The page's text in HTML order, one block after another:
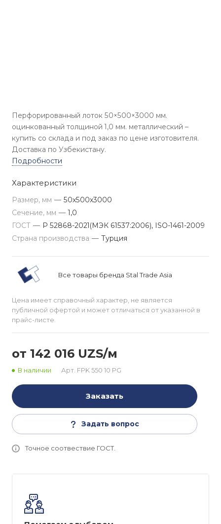
Перфорированный лоток 50×500×3000 мм.
оцинкованный толщиной 1,0 мм. металлический –
купить со склада и под заказ по цене изготовителя.
Доставка по Узбекистану.
Подробности
Характеристики
Размер, мм — 50x500x3000
Сечение, мм — 1,0
ГОСТ — Р 52868-2021(МЭК 61537:2006), ISO-1461-2009
Страна производства — Турция
Все товары бренда Stal Trade Asia
Цена имеет справочный характер, не является
публичной офертой и может отличаться от указанной в
прайс-листе.
от 142 016 UZS/м
В наличии Арт. FPK 550 10 PG
Заказать
Задать вопрос
Точное соотвествие ГОСТ.